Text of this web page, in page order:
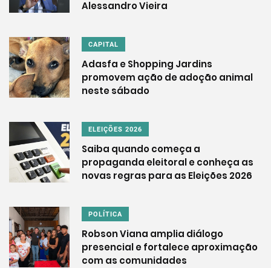
Alessandro Vieira
CAPITAL
Adasfa e Shopping Jardins
promovem ação de adoção animal
neste sábado
ELEIÇÕES 2026
Saiba quando começa a
propaganda eleitoral e conheça as
novas regras para as Eleições 2026
POLÍTICA
Robson Viana amplia diálogo
presencial e fortalece aproximação
com as comunidades